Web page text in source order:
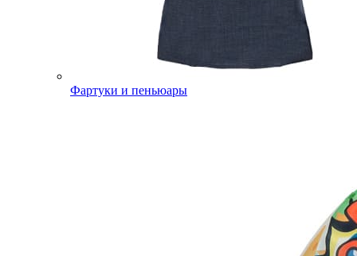
Фартуки и пеньюары